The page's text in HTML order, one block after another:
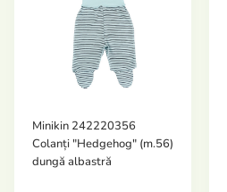
Minikin 242220356
Colanți "Hedgehog" (m.56)
dungă albastră